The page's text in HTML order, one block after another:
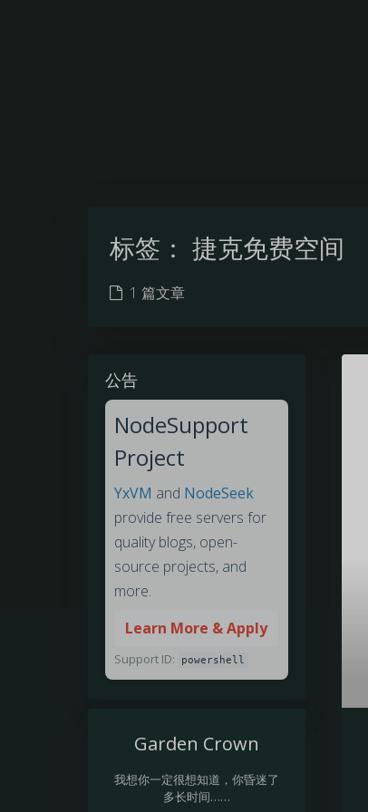
标签： 捷克免费空间
1 篇文章
公告
NodeSupport
Project
YxVM and NodeSeek
provide free servers for
quality blogs, open-
source projects, and
more.
Learn More & Apply
Support ID: powershell
Garden Crown
我想你一定很想知道，你昏迷了
多长时间……